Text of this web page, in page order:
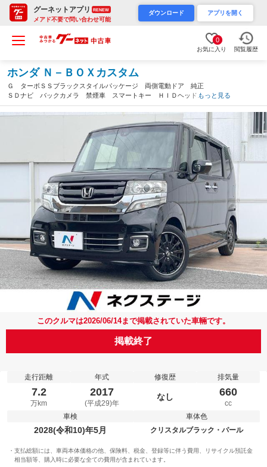
グーネットアプリ RENEW
メアド不要で問い合わせ可能
ダウンロード アプリを開く
0
お気に入り 閲覧履歴
ホンダ Ｎ－ＢＯＸカスタム
Ｇ ターボＳＳブラックスタイルパッケージ 両側電動ドア 純正
ＳＤナビ バックカメラ 禁煙車 スマートキー ＨＩＤヘッドラ
イト ＥＴＣ クルコン 純正１５インチアルミホイール オート
ライト オートエアコン Ｂｌｕｅｔｏｏｔｈ ＣＤ（愛知県）
もっと見る
このクルマは2026/06/14まで掲載されていた車輛です。
掲載終了
走行距離
7.2
万km
年式
2017
(平成29)年
修復歴
なし
排気量
660
cc
車検
2028(令和10)年5月
車体色
クリスタルブラック・パール
支払総額には、車両本体価格の他、保険料、税金、登録等に伴う費用、リサイクル預託金
相当額等、購入時に必要な全ての費用が含まれています。